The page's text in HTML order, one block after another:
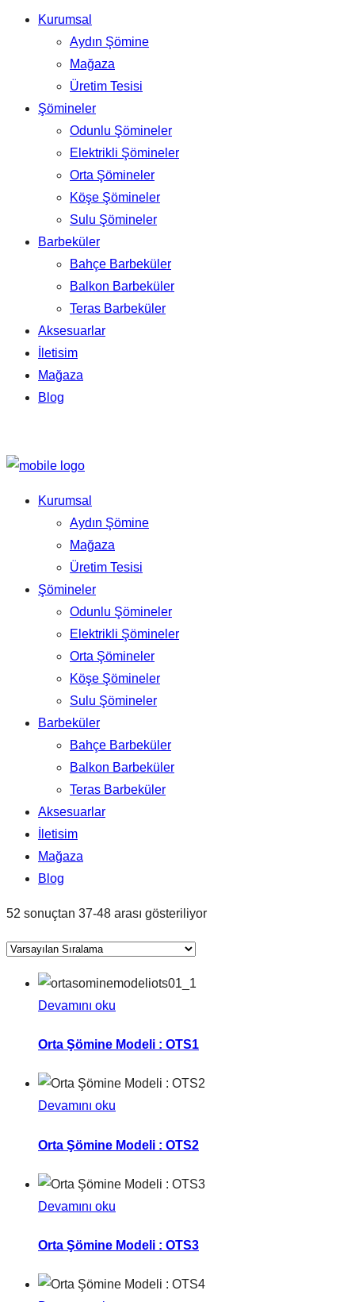
Kurumsal
Aydın Şömine
Mağaza
Üretim Tesisi
Şömineler
Odunlu Şömineler
Elektrikli Şömineler
Orta Şömineler
Köşe Şömineler
Sulu Şömineler
Barbeküler
Bahçe Barbeküler
Balkon Barbeküler
Teras Barbeküler
Aksesuarlar
İletisim
Mağaza
Blog
Kurumsal
Aydın Şömine
Mağaza
Üretim Tesisi
Şömineler
Odunlu Şömineler
Elektrikli Şömineler
Orta Şömineler
Köşe Şömineler
Sulu Şömineler
Barbeküler
Bahçe Barbeküler
Balkon Barbeküler
Teras Barbeküler
Aksesuarlar
İletisim
Mağaza
Blog
52 sonuçtan 37-48 arası gösteriliyor
Devamını oku
Orta Şömine Modeli : OTS1
Devamını oku
Orta Şömine Modeli : OTS2
Devamını oku
Orta Şömine Modeli : OTS3